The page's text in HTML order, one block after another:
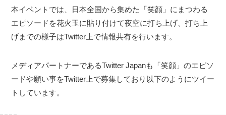
本イベントでは、日本全国から集めた「笑顔」にまつわる
エピソードを花火玉に貼り付けて夜空に打ち上げ、打ち上
げまでの様子はTwitter上で情報共有を行います。
メディアパートナーであるTwitter Japanも「笑顔」のエピソ
ードや願い事をTwitter上で募集しており以下のようにツイー
トしています。